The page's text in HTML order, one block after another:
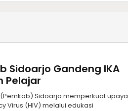
Sidoarjo Gandeng IKA
Pelajar
Sidoarjo memperkuat upaya
Virus (HIV) melalui edukasi